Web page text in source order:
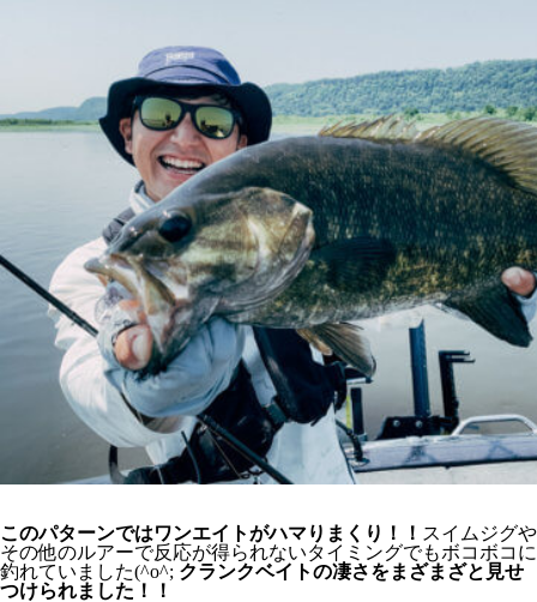
このパターンではワンエイトがハマりまくり！！ スイムジグや
その他のルアーで反応が得られないタイミングでもボコボコに
釣れていました(^o^; クランクベイトの凄さをまざまざと見せ
つけられました！！